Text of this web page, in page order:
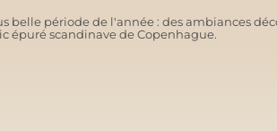
belle période de l'année : des ambiances
épuré scandinave de Copenhague.